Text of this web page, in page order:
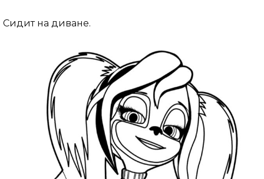
Сидит на диване.